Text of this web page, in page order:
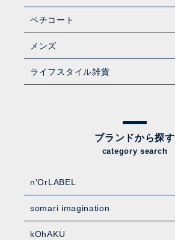
ペチコート
メンズ
ライフスタイル雑貨
ブランドから探す
category search
n'OrLABEL
somari imagination
kOhAKU